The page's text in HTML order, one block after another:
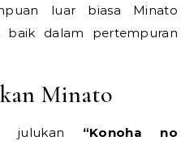
luar biasa Minato
baik dalam pertempuran
Minato
julukan “Konoha no